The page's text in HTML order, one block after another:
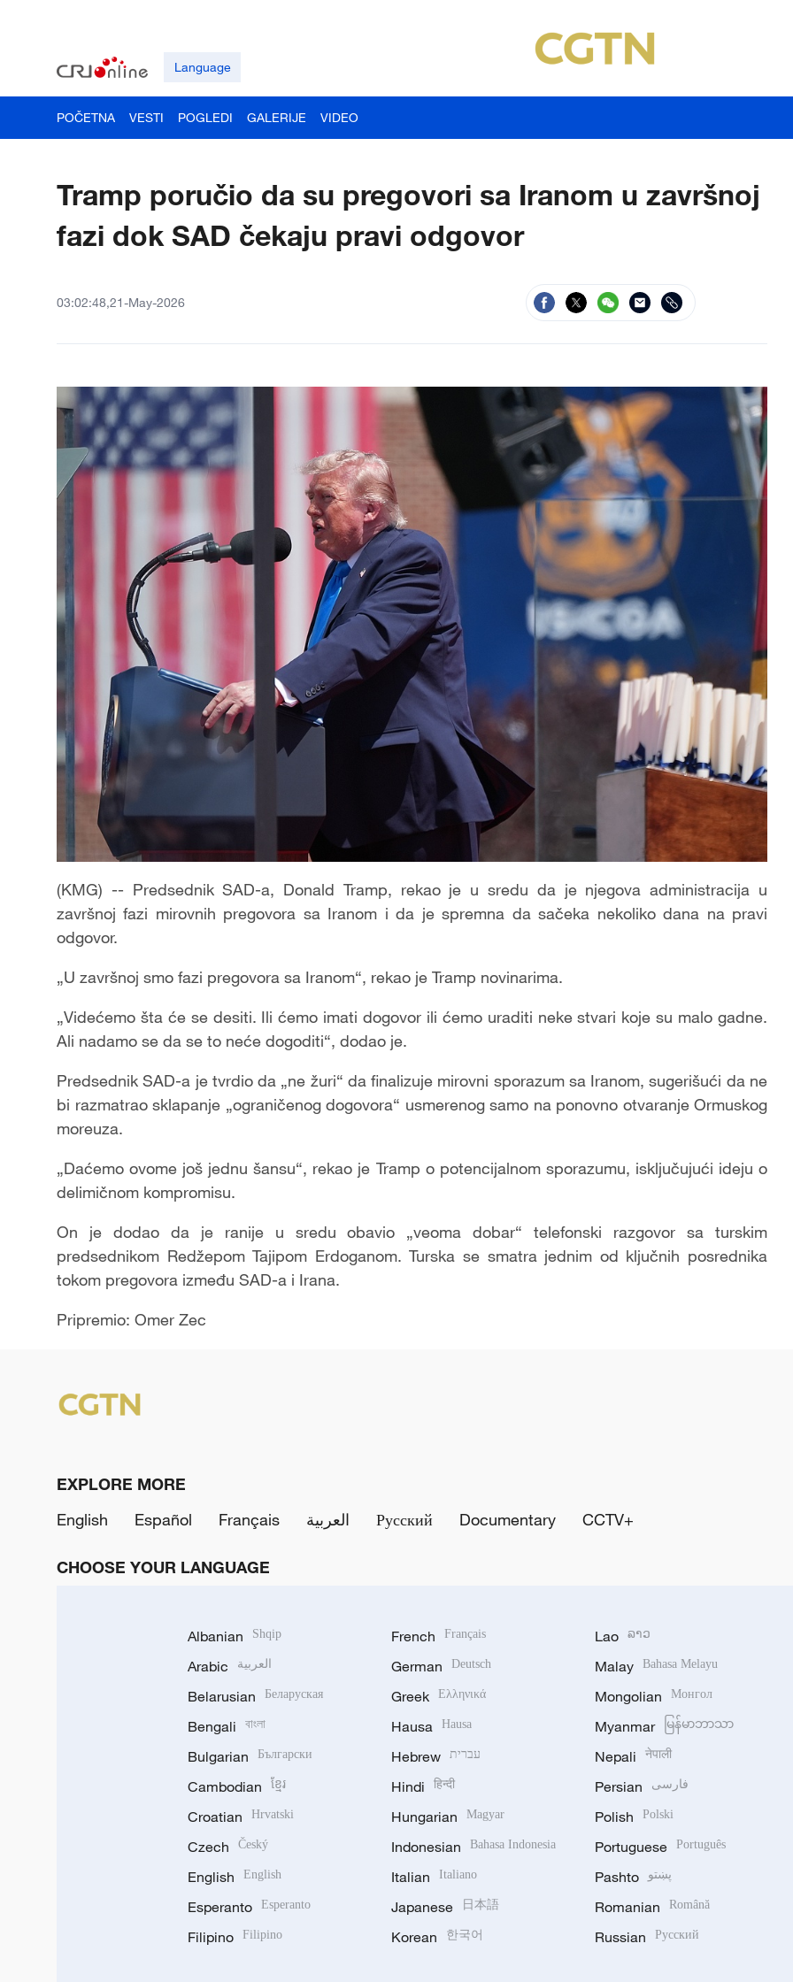
Language
POČETNA VESTI POGLEDI GALERIJE VIDEO
Tramp poručio da su pregovori sa Iranom u završnoj
fazi dok SAD čekaju pravi odgovor
03:02:48,21-May-2026
(KMG) -- Predsednik SAD-a, Donald Tramp, rekao je u sredu da je njegova administracija u
završnoj fazi mirovnih pregovora sa Iranom i da je spremna da sačeka nekoliko dana na pravi
odgovor.
„U završnoj smo fazi pregovora sa Iranom“, rekao je Tramp novinarima.
„Videćemo šta će se desiti. Ili ćemo imati dogovor ili ćemo uraditi neke stvari koje su malo gadne.
Ali nadamo se da se to neće dogoditi“, dodao je.
Predsednik SAD-a je tvrdio da „ne žuri“ da finalizuje mirovni sporazum sa Iranom, sugerišući da ne
bi razmatrao sklapanje „ograničenog dogovora“ usmerenog samo na ponovno otvaranje Ormuskog
moreuza.
„Daćemo ovome još jednu šansu“, rekao je Tramp o potencijalnom sporazumu, isključujući ideju o
delimičnom kompromisu.
On je dodao da je ranije u sredu obavio „veoma dobar“ telefonski razgovor sa turskim
predsednikom Redžepom Tajipom Erdoganom. Turska se smatra jednim od ključnih posrednika
tokom pregovora između SAD-a i Irana.
Pripremio: Omer Zec
EXPLORE MORE
English
Español Français العربية Русский Documentary CCTV+
CHOOSE YOUR LANGUAGE
Albanian Shqip
Arabic العربية
Belarusian Беларуская
Bengali বাংলা
Bulgarian Български
Cambodian ខ្មែរ
Croatian Hrvatski
Czech Český
English English
Esperanto Esperanto
Filipino Filipino
French Français
German Deutsch
Greek Ελληνικά
Hausa Hausa
Hebrew עברית
Hindi हिन्दी
Hungarian Magyar
Indonesian Bahasa Indonesia
Italian Italiano
Japanese 日本語
Korean 한국어
Lao ລາວ
Malay Bahasa Melayu
Mongolian Монгол
Myanmar မြန်မာဘာသာ
Nepali नेपाली
Persian فارسی
Polish Polski
Portuguese Português
Pashto پښتو
Romanian Română
Russian Русский